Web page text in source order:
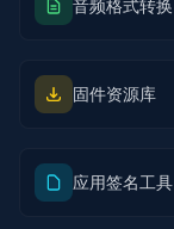
音频格式转换
固件资源库
应用签名工具